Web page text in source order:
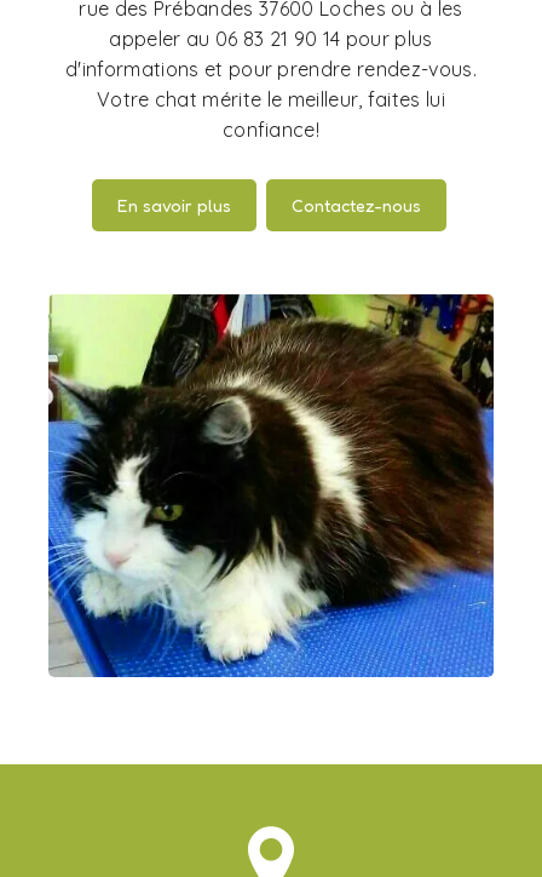
rue des Prébandes 37600 Loches ou à les
appeler au 06 83 21 90 14 pour plus
d'informations et pour prendre rendez-vous.
Votre chat mérite le meilleur, faites lui
confiance!
En savoir plus Contactez-nous